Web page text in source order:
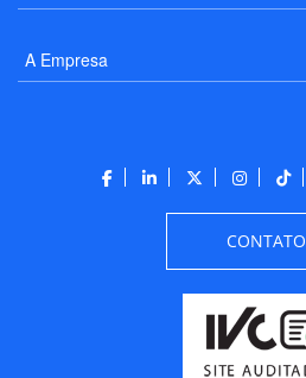
A Empresa
CONTATO